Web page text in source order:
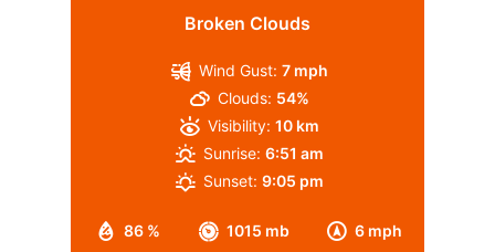
Broken Clouds
86 % 1015 mb 6 mph
Wind Gust: 7 mph
Clouds: 54%
Visibility: 10 km
Sunrise: 6:51 am
Sunset: 9:05 pm